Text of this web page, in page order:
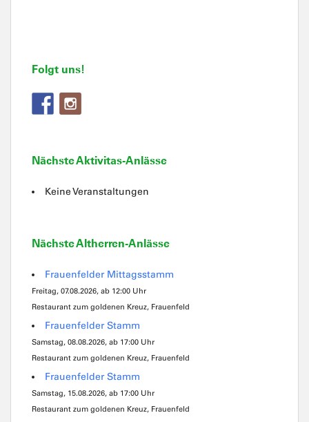
Folgt uns!
Nächste Aktivitas-Anlässe
Keine Veranstaltungen
Nächste Altherren-Anlässe
Frauenfelder Mittagsstamm
Freitag, 07.08.2026, ab 12:00 Uhr
Restaurant zum goldenen Kreuz, Frauenfeld
Frauenfelder Stamm
Samstag, 08.08.2026, ab 17:00 Uhr
Restaurant zum goldenen Kreuz, Frauenfeld
Frauenfelder Stamm
Samstag, 15.08.2026, ab 17:00 Uhr
Restaurant zum goldenen Kreuz, Frauenfeld